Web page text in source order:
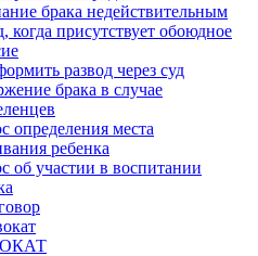
брака недействительным
когда присутствует обоюдное
развод через суд
брака в случае
определения места
ребенка
об участии в воспитании